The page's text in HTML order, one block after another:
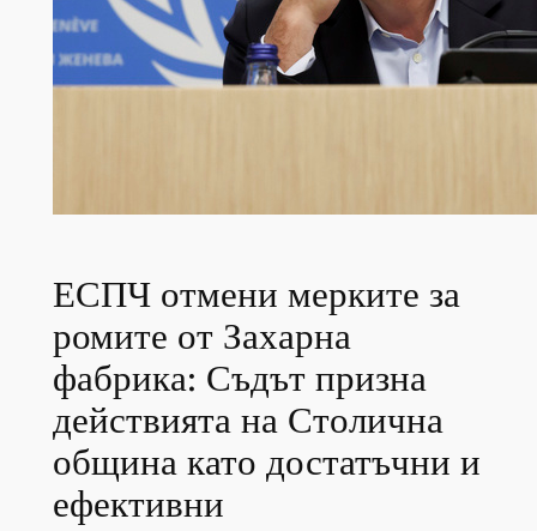
ЕСПЧ отмени мерките за
ромите от Захарна
фабрика: Съдът призна
действията на Столична
община като достатъчни и
ефективни